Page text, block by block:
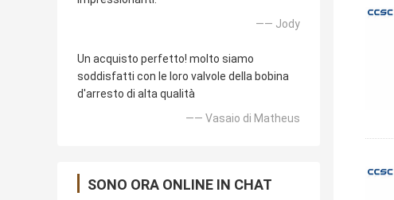
—— Jody
Un acquisto perfetto! molto siamo
soddisfatti con le loro valvole della bobina
d'arresto di alta qualità
—— Vasaio di Matheus
SONO ORA ONLINE IN CHAT